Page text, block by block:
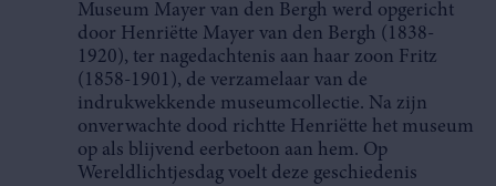
Museum Mayer van den Bergh werd opgericht
door Henriëtte Mayer van den Bergh (1838-
1920), ter nagedachtenis aan haar zoon Fritz
(1858-1901), de verzamelaar van de
indrukwekkende museumcollectie. Na zijn
onverwachte dood richtte Henriëtte het museum
op als blijvend eerbetoon aan hem. Op
Wereldlichtjesdag voelt deze geschiedenis